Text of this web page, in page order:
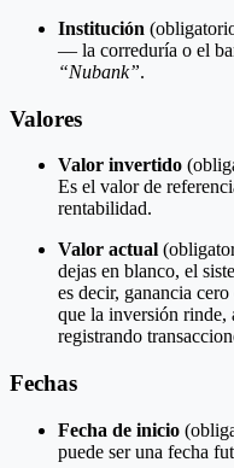
Institución
— la correduría o el
“Nubank”.
Valores
Valor invertido
Es el valor de
rentabilidad.
Valor actual
dejas en blanco, el
es decir, ganancia
que la inversión rinde,
registrando
Fechas
Fecha de inicio
puede ser una fecha